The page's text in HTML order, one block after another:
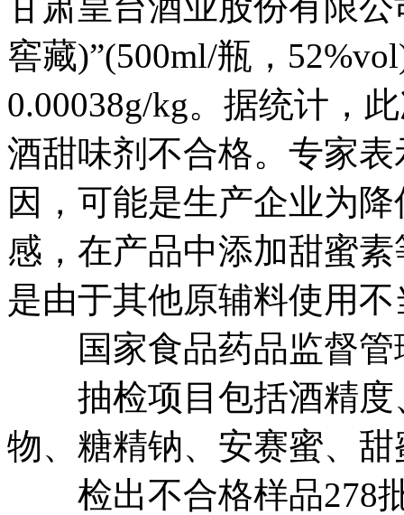
窖藏)”(500ml/瓶，
0.00038g/kg。据统计，
酒甜味剂不合格。专家
因，可能是生产企业为
感，在产品中添加甜蜜
是由于其他原辅料使用
国家食品药品监督管
抽检项目包括酒精度
物、糖精钠、安赛蜜、甜
检出不合格样品278批